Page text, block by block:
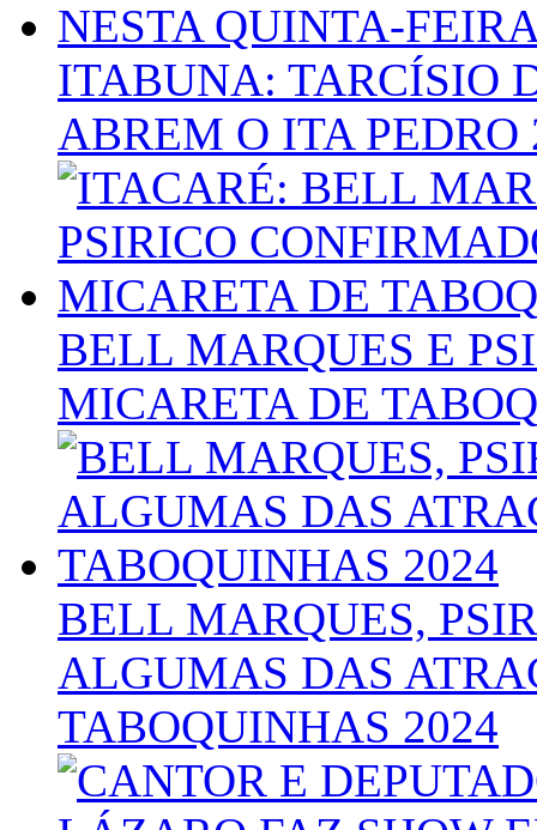
ITABUNA: TARCÍSIO
ABREM O ITA
BELL MARQUES E
MICARETA DE
BELL MARQUES,
ALGUMAS DAS
TABOQUINHAS 2024